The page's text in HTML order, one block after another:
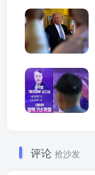
评论 抢沙发